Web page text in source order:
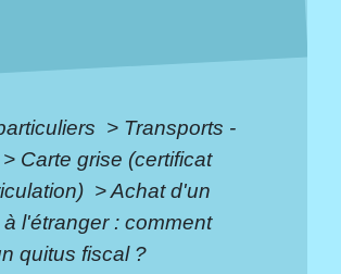
> Transports -
> Carte grise (certificat
>Achat d'un
l'étranger : comment
quitus fiscal ?